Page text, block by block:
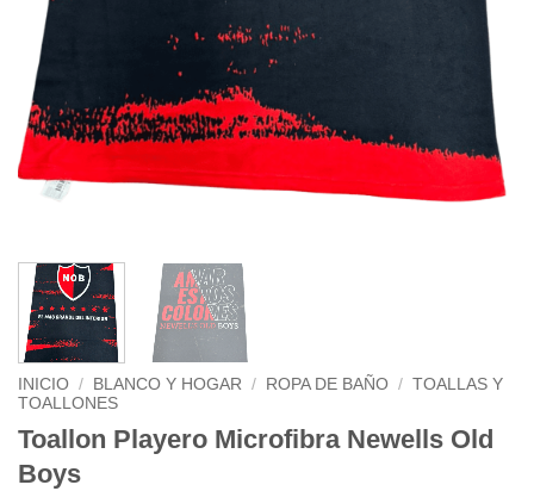
INICIO / BLANCO Y HOGAR / ROPA DE BAÑO / TOALLAS Y
TOALLONES
Toallon Playero Microfibra Newells Old
Boys